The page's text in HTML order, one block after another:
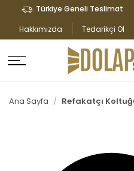
İÇERIĞE
ATLA
Türkiye Geneli Teslimat
Hakkımızda
Tedarikçi Ol
Ana Sayfa Refakatçı